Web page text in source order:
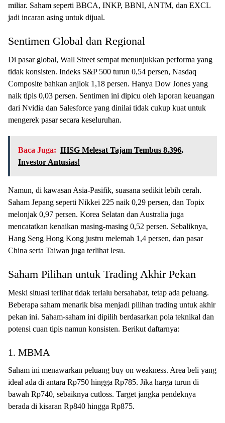
miliar. Saham seperti BBCA, INKP, BBNI, ANTM, dan EXCL
jadi incaran asing untuk dijual.
Sentimen Global dan Regional
Di pasar global, Wall Street sempat menunjukkan performa yang
tidak konsisten. Indeks S&P 500 turun 0,54 persen, Nasdaq
Composite bahkan anjlok 1,18 persen. Hanya Dow Jones yang
naik tipis 0,03 persen. Sentimen ini dipicu oleh laporan keuangan
dari Nvidia dan Salesforce yang dinilai tidak cukup kuat untuk
mengerek pasar secara keseluruhan.
Baca Juga: IHSG Melesat Tajam Tembus 8.396,
Investor Antusias!
Namun, di kawasan Asia-Pasifik, suasana sedikit lebih cerah.
Saham Jepang seperti Nikkei 225 naik 0,29 persen, dan Topix
melonjak 0,97 persen. Korea Selatan dan Australia juga
mencatatkan kenaikan masing-masing 0,52 persen. Sebaliknya,
Hang Seng Hong Kong justru melemah 1,4 persen, dan pasar
China serta Taiwan juga terlihat lesu.
Saham Pilihan untuk Trading Akhir Pekan
Meski situasi terlihat tidak terlalu bersahabat, tetap ada peluang.
Beberapa saham menarik bisa menjadi pilihan trading untuk akhir
pekan ini. Saham-saham ini dipilih berdasarkan pola teknikal dan
potensi cuan tipis namun konsisten. Berikut daftarnya:
1. MBMA
Saham ini menawarkan peluang buy on weakness. Area beli yang
ideal ada di antara Rp750 hingga Rp785. Jika harga turun di
bawah Rp740, sebaiknya cutloss. Target jangka pendeknya
berada di kisaran Rp840 hingga Rp875.